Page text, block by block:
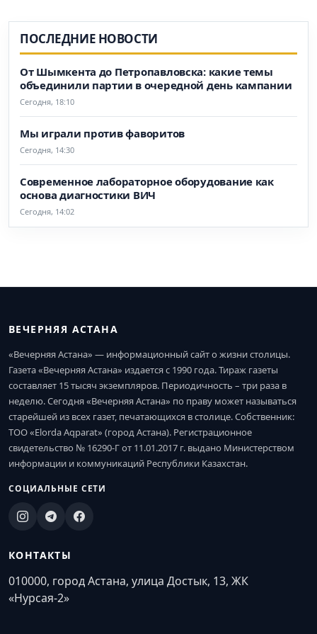
ПОСЛЕДНИЕ НОВОСТИ
От Шымкента до Петропавловска: какие темы
объединили партии в очередной день кампании
Сегодня, 18:10
Мы играли против фаворитов
Сегодня, 14:30
Современное лабораторное оборудование как
основа диагностики ВИЧ
Сегодня, 14:02
ВЕЧЕРНЯЯ АСТАНА
«Вечерняя Астана» — информационный сайт о жизни столицы.
Газета «Вечерняя Астана» издается с 1990 года. Тираж газеты
составляет 15 тысяч экземпляров. Периодичность – три раза в
неделю. Сегодня «Вечерняя Астана» по праву может называться
старейшей из всех газет, печатающихся в столице. Собственник:
ТОО «Elorda Aqparat» (город Астана). Регистрационное
свидетельство № 16290-Г от 11.01.2017 г. выдано Министерством
информации и коммуникаций Республики Казахстан.
СОЦИАЛЬНЫЕ СЕТИ
КОНТАКТЫ
010000, город Астана, улица Достык, 13, ЖК
«Нурсая-2»